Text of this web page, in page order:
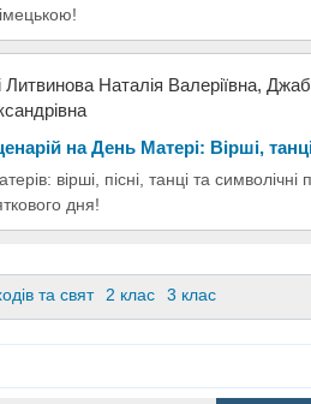
Литвинова Наталія Валеріївна,
на День Матері: Вірші,
вірші, пісні, танці та
дня!
та свят 2 клас 3 клас